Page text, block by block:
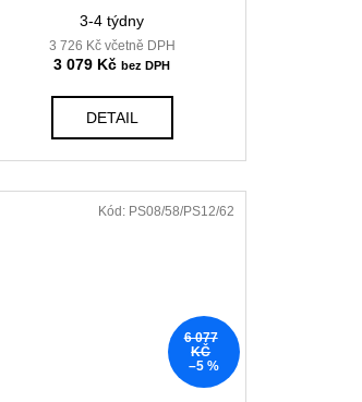
3-4 týdny
3 726 Kč včetně DPH
3 079 Kč
DETAIL
6 077
KČ
–5 %
Kód: PS08/58/PS12/62